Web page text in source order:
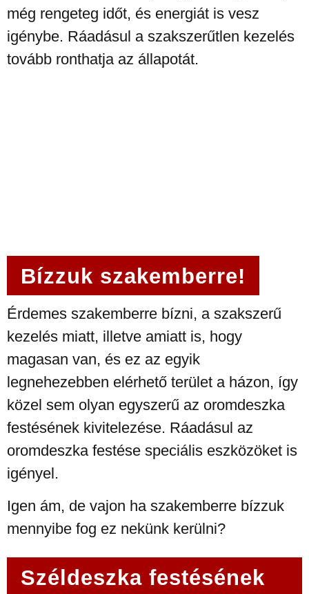
még rengeteg időt, és energiát is vesz
igénybe. Ráadásul a szakszerűtlen kezelés
tovább ronthatja az állapotát.
Bízzuk szakemberre!
Érdemes szakemberre bízni, a szakszerű
kezelés miatt, illetve amiatt is, hogy
magasan van, és ez az egyik
legnehezebben elérhető terület a házon, így
közel sem olyan egyszerű az oromdeszka
festésének kivitelezése. Ráadásul az
oromdeszka festése speciális eszközöket is
igényel.
Igen ám, de vajon ha szakemberre bízzuk
mennyibe fog ez nekünk kerülni?
Széldeszka festésének